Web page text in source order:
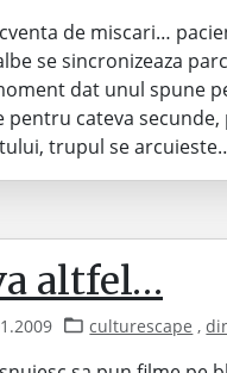
de miscari…
se sincronizeaza
dat unul spune
pentru cateva
trupul se
altfel…
culturescape ,